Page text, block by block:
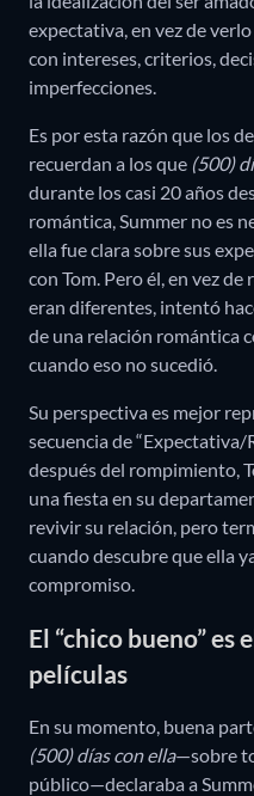
expectativa, en vez de
con intereses, criterios,
imperfecciones.
Es por esta razón que los
recuerdan a los que (500)
durante los casi 20 años
romántica, Summer no es
ella fue clara sobre sus
con Tom. Pero él, en vez
eran diferentes, intentó
de una relación romántica
cuando eso no sucedió.
Su perspectiva es mejor
secuencia de “Expectativa/
después del rompimiento,
una fiesta en su
revivir su relación, pero
cuando descubre que ella
compromiso.
El “chico bueno” es
películas
En su momento, buena
(500) días con ella—sobre
público—declaraba a